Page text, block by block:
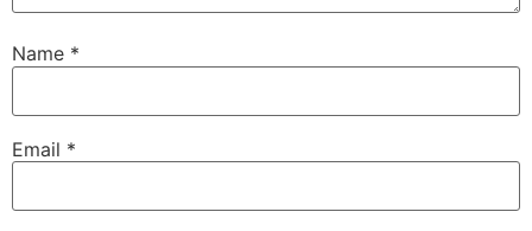
Name *
Email *